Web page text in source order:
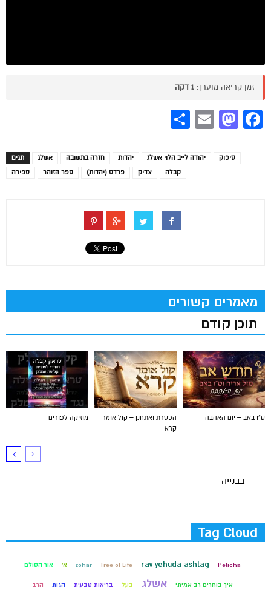
זמן קריאה מוערך: 1 דקה
Facebook
Mastodon
Email
תגים אשלג חזרה בתשובה יהדות יהודה לייב הלוי אשלג
סיפוק
ספירה
ספר הזוהר פרדס (יהדות) צדיק קבלה
מאמרים קשורים
תוכן קודם
מוזיקה לפורים
הפטרת ואתחנן – קול אומר
קרא
ט"ו באב – יום האהבה
בבנייה
Tag Cloud
Peticha
rav yehuda ashlag
Tree of Life
zohar א' אור הסולם
איך בוחרים רב אמיתי אשלג בעל בריאות טבעית הגות הרב